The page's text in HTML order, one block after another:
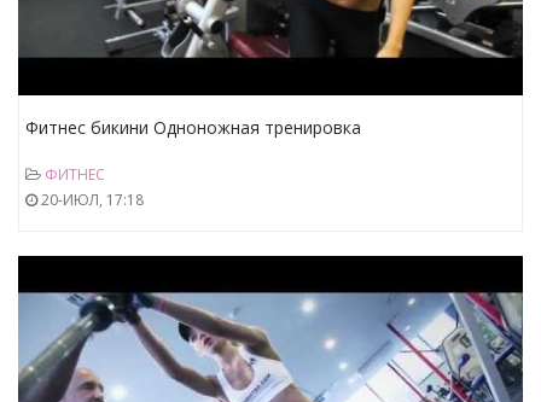
Фитнес бикини Одноножная тренировка
ФИТНЕС
20-ИЮЛ, 17:18